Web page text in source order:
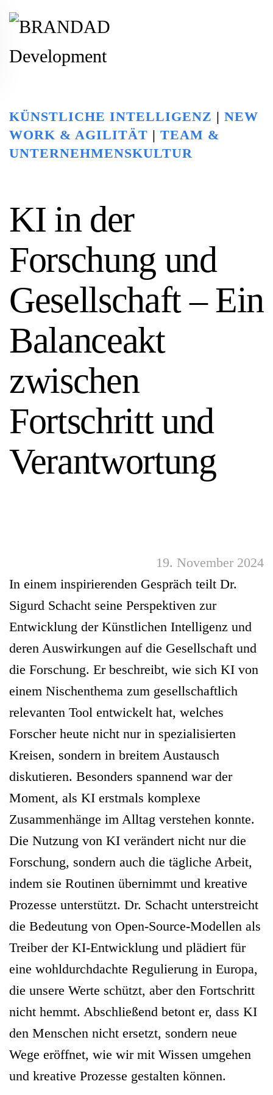
KÜNSTLICHE INTELLIGENZ | NEW
WORK & AGILITÄT | TEAM &
UNTERNEHMENSKULTUR
KI in der
Forschung und
Gesellschaft – Ein
Balanceakt
zwischen
Fortschritt und
Verantwortung
19. November 2024
In einem inspirierenden Gespräch teilt Dr.
Sigurd Schacht seine Perspektiven zur
Entwicklung der Künstlichen Intelligenz und
deren Auswirkungen auf die Gesellschaft und
die Forschung. Er beschreibt, wie sich KI von
einem Nischenthema zum gesellschaftlich
relevanten Tool entwickelt hat, welches
Forscher heute nicht nur in spezialisierten
Kreisen, sondern in breitem Austausch
diskutieren. Besonders spannend war der
Moment, als KI erstmals komplexe
Zusammenhänge im Alltag verstehen konnte.
Die Nutzung von KI verändert nicht nur die
Forschung, sondern auch die tägliche Arbeit,
indem sie Routinen übernimmt und kreative
Prozesse unterstützt. Dr. Schacht unterstreicht
die Bedeutung von Open-Source-Modellen als
Treiber der KI-Entwicklung und plädiert für
eine wohldurchdachte Regulierung in Europa,
die unsere Werte schützt, aber den Fortschritt
nicht hemmt. Abschließend betont er, dass KI
den Menschen nicht ersetzt, sondern neue
Wege eröffnet, wie wir mit Wissen umgehen
und kreative Prozesse gestalten können.